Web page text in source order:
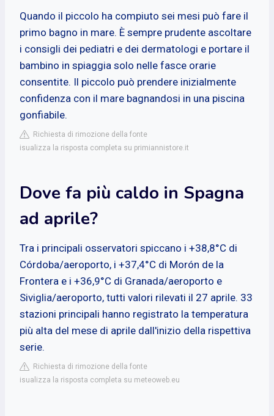
Quando il piccolo ha compiuto sei mesi può fare il
primo bagno in mare. È sempre prudente ascoltare
i consigli dei pediatri e dei dermatologi e portare il
bambino in spiaggia solo nelle fasce orarie
consentite. Il piccolo può prendere inizialmente
confidenza con il mare bagnandosi in una piscina
gonfiabile.
Richiesta di rimozione della fonte
isualizza la risposta completa su primiannistore.it
Dove fa più caldo in Spagna
ad aprile?
Tra i principali osservatori spiccano i +38,8°C di
Córdoba/aeroporto, i +37,4°C di Morón de la
Frontera e i +36,9°C di Granada/aeroporto e
Siviglia/aeroporto, tutti valori rilevati il ​​27 aprile. 33
stazioni principali hanno registrato la temperatura
più alta del mese di aprile dall'inizio della rispettiva
serie.
Richiesta di rimozione della fonte
isualizza la risposta completa su meteoweb.eu